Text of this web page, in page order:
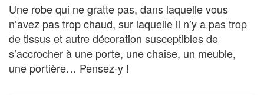
Une robe qui ne gratte pas, dans laquelle vous
n’avez pas trop chaud, sur laquelle il n’y a pas trop
de tissus et autre décoration susceptibles de
s’accrocher à une porte, une chaise, un meuble,
une portière… Pensez-y !